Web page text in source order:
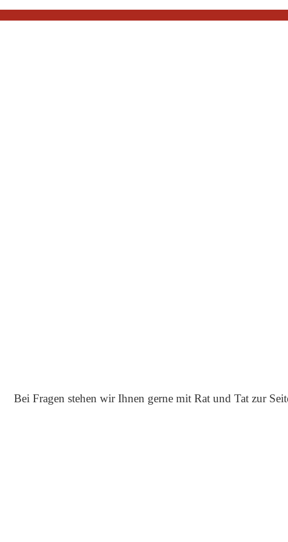
Bei Fragen stehen wir Ihnen gerne mit Rat und Tat zur